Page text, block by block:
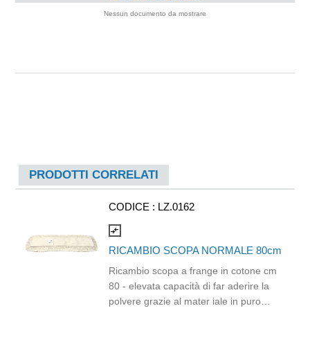
Nessun documento da mostrare
PRODOTTI CORRELATI
CODICE : LZ.0162
compare_arrows
RICAMBIO SCOPA NORMALE 80cm
Ricambio scopa a frange in cotone cm
80 - elevata capacità di far aderire la
polvere grazie al mater iale in puro